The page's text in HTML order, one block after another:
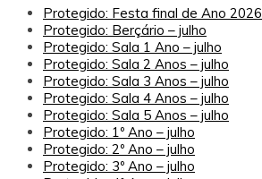
Protegido: Festa final de Ano 2026
Protegido: Berçário – julho
Protegido: Sala 1 Ano – julho
Protegido: Sala 2 Anos – julho
Protegido: Sala 3 Anos – julho
Protegido: Sala 4 Anos – julho
Protegido: Sala 5 Anos – julho
Protegido: 1º Ano – julho
Protegido: 2º Ano – julho
Protegido: 3º Ano – julho